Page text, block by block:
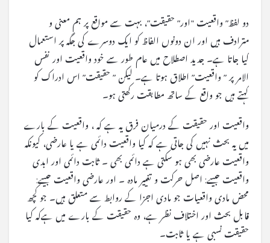
دو لفظ” واقعیت "اور” حقیقت”، بہت سے مواقع پر ہم معنی و
مترادف ہیں اور ان دونوں الفاظ کو ایک دوسرے کی جگہ پر استعمال
کیا جاتا ہے۔ جدید اصطلاح میں عام طور سے خود واقعیت اور نفس
الامر پر ” واقعیت” اطلاق ہوتا ہے۔ لیکن ” حقیقت” اس ادراک کو
کہتے ہیں جو واقع کے ساتھ مطابقت رکھتی ہو۔
واقعیت اور حقیقت کے درمیان فرق یہ ہے کہ ، واقعیت کے بارے
میں یہ بحث نہیں کی جاتی ہے کہ کیا واقعیت دائمی ہے یا عارضی، کیونکہ
واقعیت عارضی بھی ہو سکتی ہے دائمی بھی ۔ ثابت دائمی اور ابدی
واقعیت جیسے: اصل حرکت و تغییر مادہ ۔ اور عارضی واقعیت جیسے:
محض مادی واقعیات جو مادی اجزا کے روابط سے متعلق ہیں۔ جو کچھ
قابل بحث اور اختلاف نظر ہے، وہ حقیقت کے بارے میں ہےکہ کیا
حقیقت نسبی ہے یا ثابت۔